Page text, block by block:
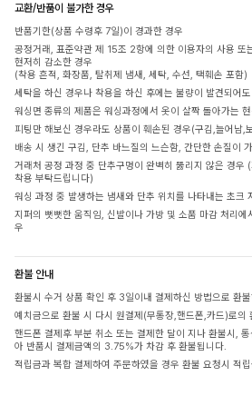
교환/반품이 불가한 경우
반품기한(상품 수령후 7일)이 경과한 경우
공정거래, 표준약관 제 15조 2항에 의한 이용자의 사용 또
현저히 감소한 경우
(착용 흔적, 화장품, 탈취제 냄새, 세탁, 수선, 택훼손 포함)
세탁을 하신 경우나 착용을 하신 후에는 불량이 발견되어
워싱면 종류의 제품은 워싱과정에서 옷이 살짝 돌아가는
피팅만 해보신 경우라도 상품이 훼손된 경우(구김,늘어남,
배송 시 생긴 구김, 단추 바느질의 느슨함, 간단한 손질이
거래처 공정 과정 중 단추구멍이 완벽히 뚫리지 않은 경우
착용 부탁드립니다)
워싱 과정 중 발생하는 냄새와 단추 위치를 나타내는 초크
지퍼의 뻣뻣한 움직임, 신발이나 가방 및 소품 마감 처리에
우
환불 안내
환불시 수거 상품 확인 후 3일이내 결제하신 방법으로 환
예치금으로 환불 시 다시 원결제(무통장,핸드폰,카드)로의
핸드폰 결제후 부분 취소 또는 결제한 달이 지나 환불시,
아 반품시 결제금액의 3.75%가 차감 후 환불됩니다.
적립금과 복합 결제하여 주문하였을 경우 환불 요청시 적